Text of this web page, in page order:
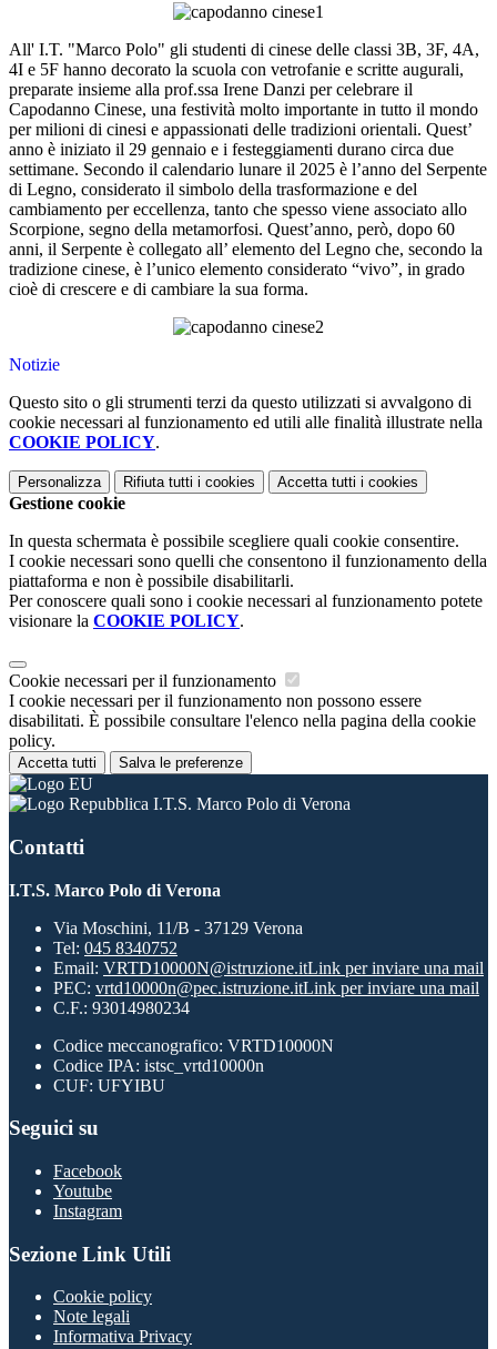
All' I.T. "Marco Polo" gli studenti di cinese delle classi 3B, 3F, 4A,
4I e 5F hanno decorato la scuola con vetrofanie e scritte augurali,
preparate insieme alla prof.ssa Irene Danzi per celebrare il
Capodanno Cinese, una festività molto importante in tutto il mondo
per milioni di cinesi e appassionati delle tradizioni orientali. Quest’
anno è iniziato il 29 gennaio e i festeggiamenti durano circa due
settimane. Secondo il calendario lunare il 2025 è l’anno del Serpente
di Legno, considerato il simbolo della trasformazione e del
cambiamento per eccellenza, tanto che spesso viene associato allo
Scorpione, segno della metamorfosi. Quest’anno, però, dopo 60
anni, il Serpente è collegato all’ elemento del Legno che, secondo la
tradizione cinese, è l’unico elemento considerato “vivo”, in grado
cioè di crescere e di cambiare la sua forma.
Notizie
Questo sito o gli strumenti terzi da questo utilizzati si avvalgono di
cookie necessari al funzionamento ed utili alle finalità illustrate nella
COOKIE POLICY.
Personalizza Rifiuta tutti i cookies Accetta tutti i cookies
Gestione cookie
In questa schermata è possibile scegliere quali cookie consentire.
I cookie necessari sono quelli che consentono il funzionamento della
piattaforma e non è possibile disabilitarli.
Per conoscere quali sono i cookie necessari al funzionamento potete
visionare la COOKIE POLICY.
Cookie necessari per il funzionamento
I cookie necessari per il funzionamento non possono essere
disabilitati. È possibile consultare l'elenco nella pagina della cookie
policy.
Accetta tutti Salva le preferenze
I.T.S. Marco Polo di Verona
Contatti
I.T.S. Marco Polo di Verona
Via Moschini, 11/B - 37129 Verona
Tel: 045 8340752
Email: VRTD10000N@istruzione.itLink per inviare una mail
PEC: vrtd10000n@pec.istruzione.itLink per inviare una mail
C.F.: 93014980234
Codice meccanografico: VRTD10000N
Codice IPA: istsc_vrtd10000n
CUF: UFYIBU
Seguici su
Facebook
Youtube
Instagram
Sezione Link Utili
Cookie policy
Note legali
Informativa Privacy